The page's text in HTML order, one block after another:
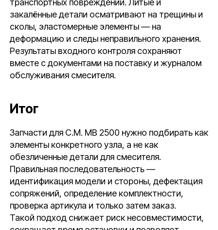
транспортных повреждений. Литые и
закалённые детали осматривают на трещины и
сколы, эластомерные элементы — на
деформацию и следы неправильного хранения.
Результаты входного контроля сохраняют
вместе с документами на поставку и журналом
обслуживания смесителя.
Итог
Запчасти для C.M. MB 2500 нужно подбирать как
элементы конкретного узла, а не как
обезличенные детали для смесителя.
Правильная последовательность —
идентификация модели и стороны, дефектация
сопряжений, определение комплектности,
проверка артикула и только затем заказ.
Такой подход снижает риск несовместимости,